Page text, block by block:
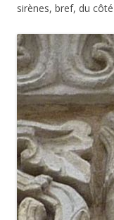
sirènes, bref, du